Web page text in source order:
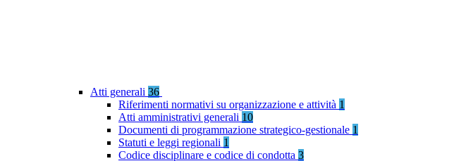
Atti generali 36
Riferimenti normativi su organizzazione e attività 1
Atti amministrativi generali 10
Documenti di programmazione strategico-gestionale 1
Statuti e leggi regionali 1
Codice disciplinare e codice di condotta 3